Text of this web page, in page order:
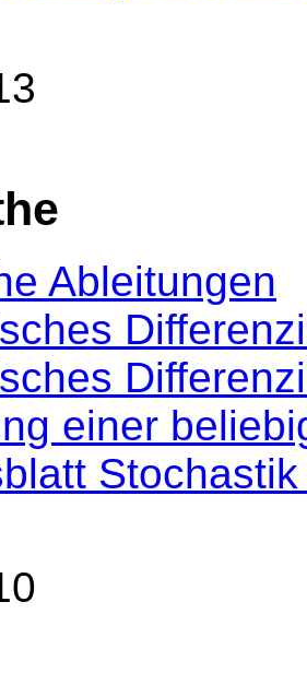
Ableitungen
einer